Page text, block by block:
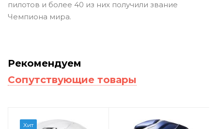
пилотов и более 40 из них получили звание
Чемпиона мира.
Рекомендуем
Сопутствующие товары
Хит